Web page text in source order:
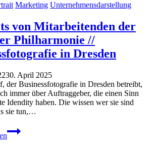
Marketing Unternehmensdarstellung
von Mitarbeitenden der
Philharmonie //
in Dresden
30. April 2025
der Businessfotografie in Dresden betreibt,
immer über Auftraggeber, die einen Sinn
Idendity haben. Die wissen wer sie sind
sie tun,…
Portraits
von